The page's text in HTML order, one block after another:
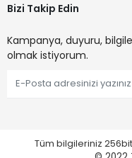
Bizi Takip Edin
Kampanya, duyuru,
olmak istiyorum.
Tüm bilgileriniz